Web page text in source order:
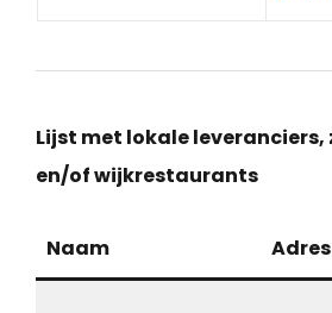
Lijst met lokale
en/of wijkrestaurants
Naam Adres